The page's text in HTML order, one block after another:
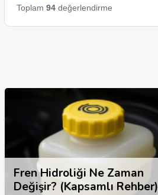
Toplam 94değerlendirme
Fren Hidroliği Ne Zaman
Değişir? (Kapsamlı Rehber)